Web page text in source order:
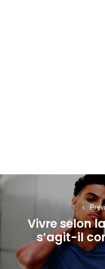
Navigation
l’articleVivre selon
s’agit-il